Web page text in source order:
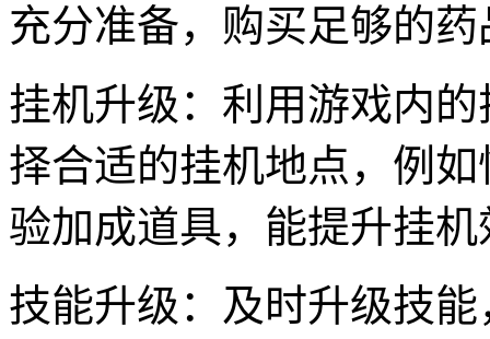
充分准备，购买足够的
挂机升级：利用游戏内
择合适的挂机地点，例
验加成道具，能提升挂机
技能升级：及时升级技